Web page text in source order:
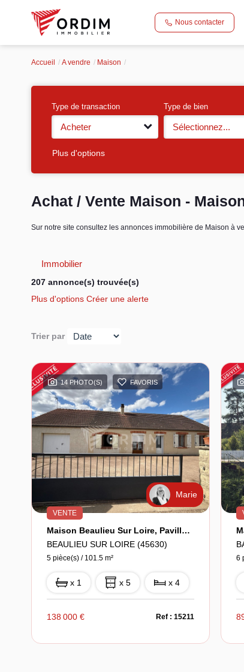
Nous contacter
Accueil A vendre Maison
Type de transaction
Acheter
Type de bien
Sélectionnez...
Plus d'options
Achat / Vente Maison -
Sur notre site consultez les annonces immobilière de Maison à
Immobilier
207 annonce(s) trouvée(s)
Plus d'options Créer une alerte
Trier par
14 PHOTO(S) FAVORIS
Marie
VENTE
Maison Beaulieu Sur Loire, Pavillon De Plain-Pied 4 Chambres.
BEAULIEU SUR LOIRE (45630)
5 pièce(s) / 101.5 m²
x 1 x 5 x 4
138 000 € Ref : 15211
6